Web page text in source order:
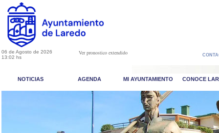
06 de Agosto de 2026
13:02 hs
Ver pronostico extendido
NOTICIAS AGENDA MI AYUNTAMIENTO CONOCE